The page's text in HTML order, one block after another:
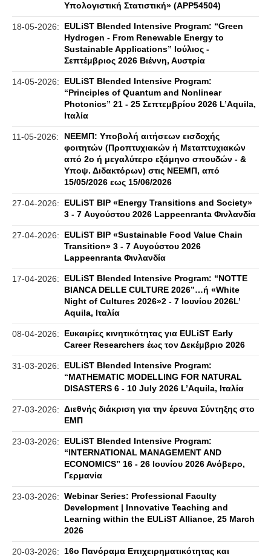
Υπολογιστική Στατιστική» (APP54504)
18-05-2026:
EULiST Blended Intensive Program: “Green
Hydrogen - From Renewable Energy to
Sustainable Applications” Ιούλιος -
Σεπτέμβριος 2026 Βιέννη, Αυστρία
14-05-2026:
EULiST Blended Intensive Program:
“Principles of Quantum and Nonlinear
Photonics” 21 - 25 Σεπτεμβρίου 2026 L’Aquila,
Ιταλία
11-05-2026:
ΝΕΕΜΠ: Υποβολή αιτήσεων εισδοχής
φοιτητών (Προπτυχιακών ή Μεταπτυχιακών
από 2ο ή μεγαλύτερο εξάμηνο σπουδών - &
Υποψ. Διδακτόρων) στις ΝΕΕΜΠ, από
15/05/2026 εως 15/06/2026
27-04-2026:
EULiST BIP «Energy Transitions and Society»
3 - 7 Αυγούστου 2026 Lappeenranta Φινλανδία
27-04-2026:
EULiST BIP «Sustainable Food Value Chain
Transition» 3 - 7 Αυγούστου 2026
Lappeenranta Φινλανδία
17-04-2026:
EULiST Blended Intensive Program: “NOTTE
BIANCA DELLE CULTURE 2026”…ή «White
Night of Cultures 2026»2 - 7 Ιουνίου 2026L’
Aquila, Ιταλία
08-04-2026:
Eυκαιρίες κινητικότητας για EULiST Early
Career Researchers έως τον Δεκέμβριο 2026
31-03-2026:
EULiST Blended Intensive Program:
“MATHEMATIC MODELLING FOR NATURAL
DISASTERS 6 - 10 July 2026 L’Aquila, Ιταλία
27-03-2026: Διεθνής διάκριση για την έρευνα Σύντηξης στο
ΕΜΠ
23-03-2026:
EULiST Blended Intensive Program:
“IΝΤΕRNATIONAL MANAGEMENT AND
ECONOMICS” 16 - 26 Ιουνίου 2026 Ανόβερο,
Γερμανία
23-03-2026: Webinar Series: Professional Faculty
Development | Innovative Teaching and
Learning within the EULiST Alliance, 25 March
2026
20-03-2026:
16ο Πανόραμα Επιχειρηματικότητας και